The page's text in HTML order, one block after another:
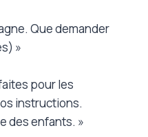
Que demander
»
pour les
instructions.
des enfants. »